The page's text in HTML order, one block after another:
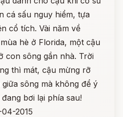
cá sấu nguy hiểm, tựa
cổ tích. Vài năm về
hè ở Florida, một cậu
con sông gần nhà. Trời
thì mát, cậu mừng rỡ
sông mà không để ý
bơi lại phía sau!
04-2015